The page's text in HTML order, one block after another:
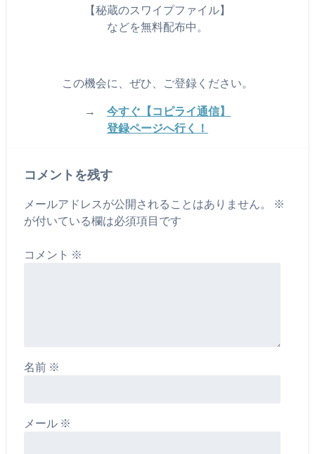
【秘蔵のスワイプファイル】
などを無料配布中。
この機会に、ぜひ、ご登録ください。
→ 今すぐ【コピライ通信】
登録ページへ行く！
コメントを残す
メールアドレスが公開されることはありません。
※
が付いている欄は必須項目です
コメント ※
名前 ※
メール ※